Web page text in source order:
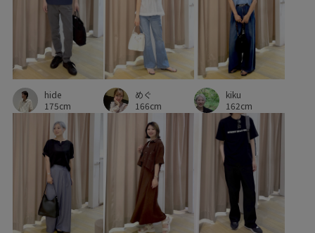
hide
175cm
めぐ
166cm
kiku
162cm